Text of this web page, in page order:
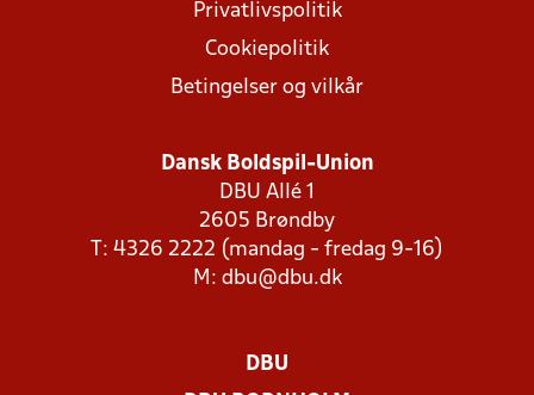
Privatlivspolitik
Cookiepolitik
Betingelser og vilkår
Dansk Boldspil-Union
DBU Allé 1
2605 Brøndby
T: 4326 2222 (mandag - fredag 9-16)
M: dbu@dbu.dk
DBU